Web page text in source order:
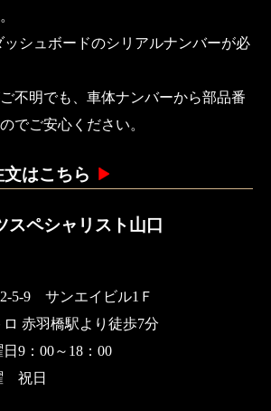
シュボードのシリアルナンバーが必
不明でも、車体ナンバーから部品番
でご安心ください。
はこちら
スペシャリスト山口
5-9 サンエイビル1Ｆ
赤羽橋駅より徒歩7分
9：00～18：00
祝日